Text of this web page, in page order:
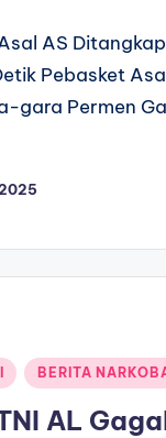
AS
Pebasket
gara Permen
BERITA
AL